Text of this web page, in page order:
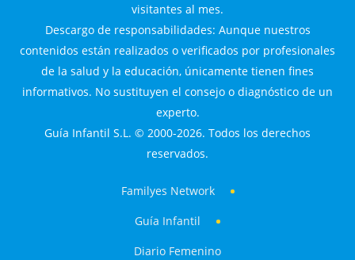
visitantes al mes.
Descargo de responsabilidades: Aunque nuestros
contenidos están realizados o verificados por profesionales
de la salud y la educación, únicamente tienen fines
informativos. No sustituyen el consejo o diagnóstico de un
experto.
Guía Infantil S.L. © 2000-2026. Todos los derechos
reservados.
Familyes Network
Guía Infantil
Diario Femenino